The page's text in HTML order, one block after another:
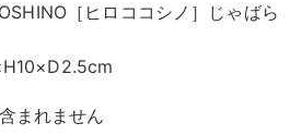
［ヒロココシノ］じゃばら
まれません